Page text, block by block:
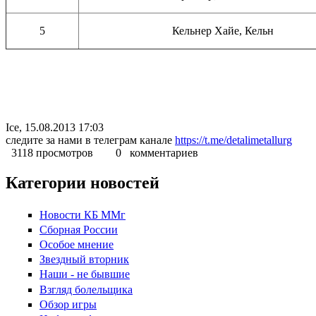
5 Кельнер Хайе, Кельн
Ice, 15.08.2013 17:03
следите за нами в телеграм канале https://t.me/detalimetallurg
3118 просмотров
0 комментариев
Категории новостей
Новости КБ ММг
Сборная России
Особое мнение
Звездный вторник
Наши - не бывшие
Взгляд болельщика
Обзор игры